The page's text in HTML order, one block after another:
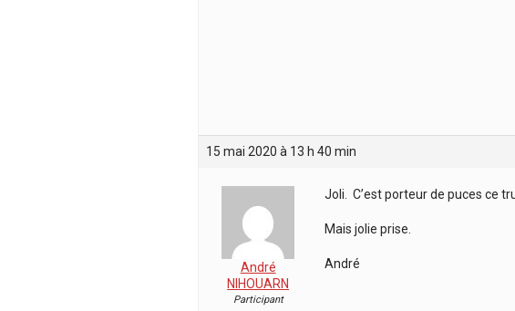
15 mai 2020 à 13 h 40 min
André
NIHOUARN
Participant
Joli. C’est porteur de puces ce
Mais jolie prise.
André